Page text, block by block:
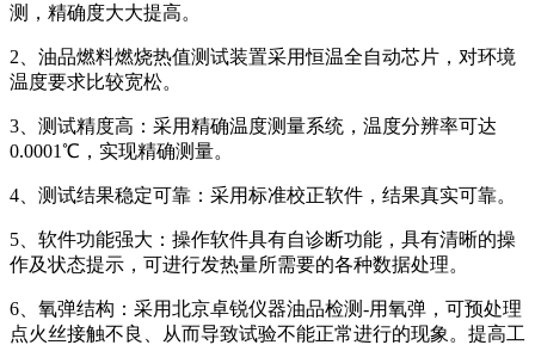
测，精确度大大提高。
2、油品燃料燃烧热值测试装置采用恒温全自动芯片，对环境
温度要求比较宽松。
3、测试精度高：采用精确温度测量系统，温度分辨率可达
0.0001℃，实现精确测量。
4、测试结果稳定可靠：采用标准校正软件，结果真实可靠。
5、软件功能强大：操作软件具有自诊断功能，具有清晰的操
作及状态提示，可进行发热量所需要的各种数据处理。
6、氧弹结构：采用北京卓锐仪器油品检测-用氧弹，可预处理
点火丝接触不良、从而导致试验不能正常进行的现象。提高工